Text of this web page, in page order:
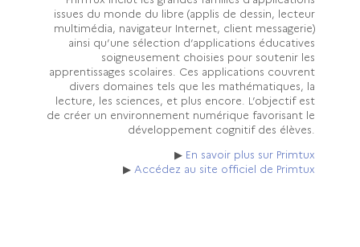
issues du monde du libre (applis de dessin, lecteur
multimédia, navigateur Internet, client messagerie)
ainsi qu’une sélection d’applications éducatives
soigneusement choisies pour soutenir les
apprentissages scolaires. Ces applications couvrent
divers domaines tels que les mathématiques, la
lecture, les sciences, et plus encore. L’objectif est
de créer un environnement numérique favorisant le
développement cognitif des élèves.
▶ En savoir plus sur Primtux
▶ Accédez au site officiel de Primtux